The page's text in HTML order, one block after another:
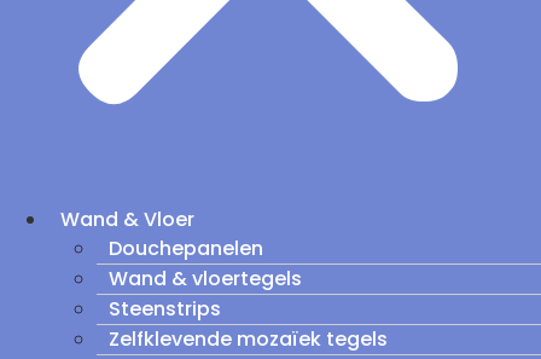
Wand & Vloer
Douchepanelen
Wand & vloertegels
Steenstrips
Zelfklevende mozaïek tegels